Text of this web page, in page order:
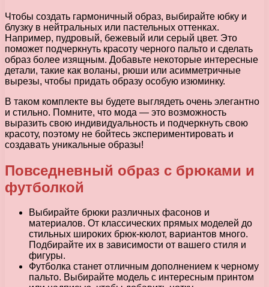
Чтобы создать гармоничный образ, выбирайте юбку и
блузку в нейтральных или пастельных оттенках.
Например, пудровый, бежевый или серый цвет. Это
поможет подчеркнуть красоту черного пальто и сделать
образ более изящным. Добавьте некоторые интересные
детали, такие как воланы, рюши или асимметричные
вырезы, чтобы придать образу особую изюминку.
В таком комплекте вы будете выглядеть очень элегантно
и стильно. Помните, что мода — это возможность
выразить свою индивидуальность и подчеркнуть свою
красоту, поэтому не бойтесь экспериментировать и
создавать уникальные образы!
Повседневный образ с брюками и
футболкой
Выбирайте брюки различных фасонов и
материалов. От классических прямых моделей до
стильных широких брюк-кюлот, вариантов много.
Подбирайте их в зависимости от вашего стиля и
фигуры.
Футболка станет отличным дополнением к черному
пальто. Выбирайте модель с интересным принтом